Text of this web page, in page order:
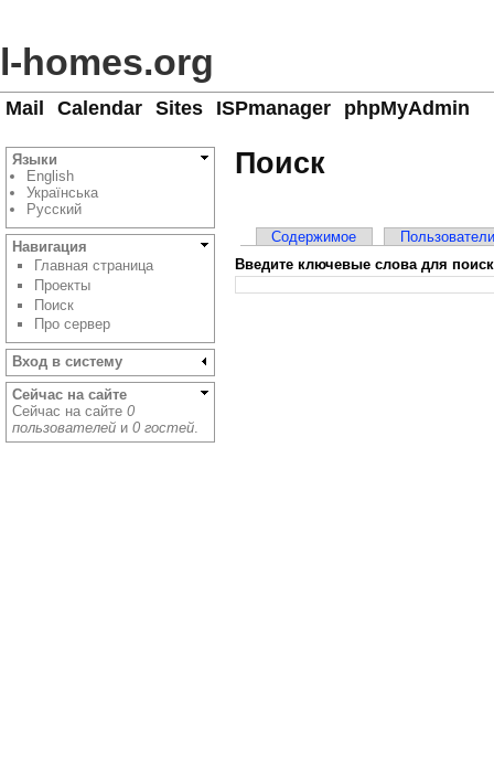
l-homes.org
Mail Calendar Sites ISPmanager phpMyAdmin
Языки
English
Українська
Русский
Навигация
Главная страница
Проекты
Поиск
Про сервер
Вход в систему
Сейчас на сайте
Сейчас на сайте 0
пользователей и 0 гостей
Поиск
Cодержимое
Пользователи
Введите ключевые слова для